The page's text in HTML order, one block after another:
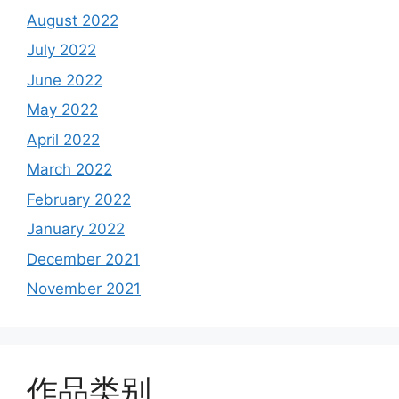
August 2022
July 2022
June 2022
May 2022
April 2022
March 2022
February 2022
January 2022
December 2021
November 2021
作品类别